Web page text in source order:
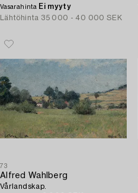
Vasarahinta Ei myyty
Lähtöhinta 35 000 - 40 000 SEK
73
Alfred Wahlberg
Vårlandskap.